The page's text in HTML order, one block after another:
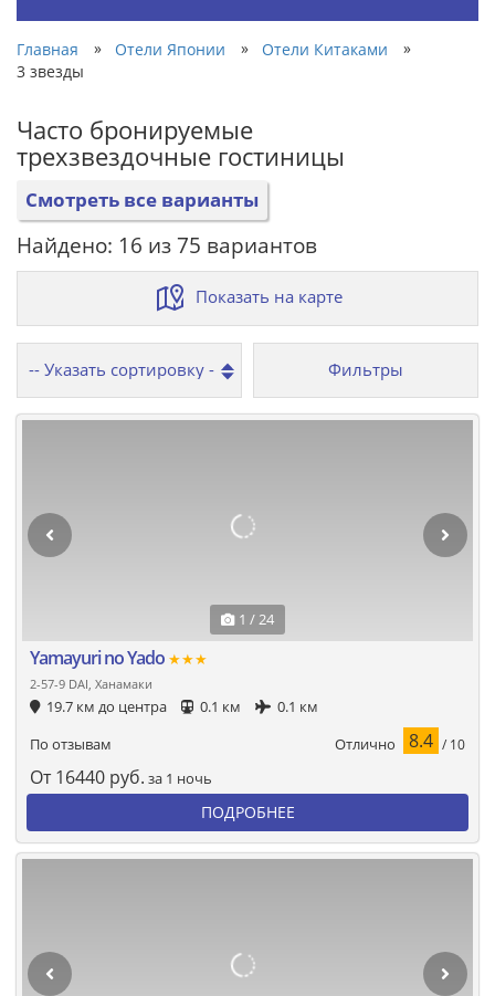
Главная » Отели Японии » Отели Китаками
»
3 звезды
Часто бронируемые
трехзвездочные гостиницы
Смотреть все варианты
Найдено: 16 из 75 вариантов
Показать на карте
Фильтры
1 / 24
Yamayuri no Yado ★★★
2-57-9 DAI, Ханамаки
19.7 км до центра 0.1 км
0.1 км
По отзывам
Отлично 8.4 / 10
От 16440 руб. за 1 ночь
ПОДРОБНЕЕ